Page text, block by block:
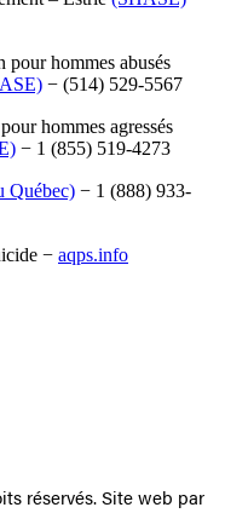
pour hommes abusés
− (514) 529-5567
hommes agressés
− 1 (855) 519-4273
Québec) − 1 (888) 933-
− aqps.info
réservés. Site web par